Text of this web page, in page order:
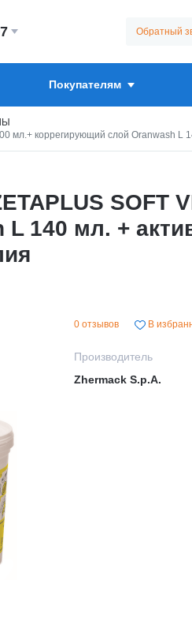
Обратный
Покупателям
коррегирующий слой Oranwash L
SOFT
140 мл. +
0 отзывов В
Производитель
Zhermack S.p.A.